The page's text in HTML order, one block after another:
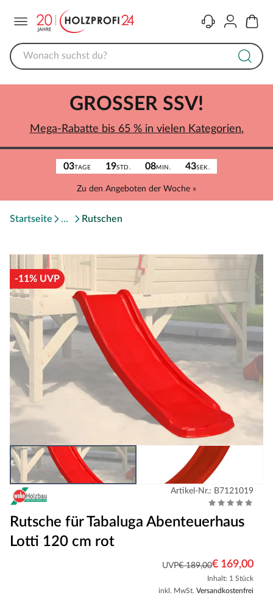
KontaktKonto
03TAGE 19STD. 08MIN. 43SEK.
Zu den Angeboten der Woche »
GROSSER SSV!
Mega-Rabatte bis 65 % in vielen Kategorien.
Startseite Rutschen
-11% UVP
Artikel-Nr.: B7121019
Rutsche für Tabaluga Abenteuerhaus
Lotti 120 cm rot
UVP€ 189,00€ 169,00
Inhalt: 1 Stück
inkl. MwSt. Versandkostenfrei